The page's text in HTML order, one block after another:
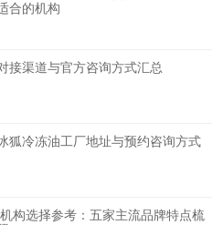
合的机构
接渠道与官方咨询方式汇总
狐冷冻油工厂地址与预约咨询方式
构选择参考：五家主流品牌特点梳